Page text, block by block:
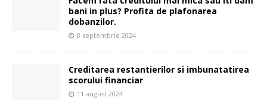
bani in plus? Profita de plafonarea
dobanzilor.
8 septembrie 2024
Creditarea restantierilor si imbunatatirea
scorului financiar
11 august 2024